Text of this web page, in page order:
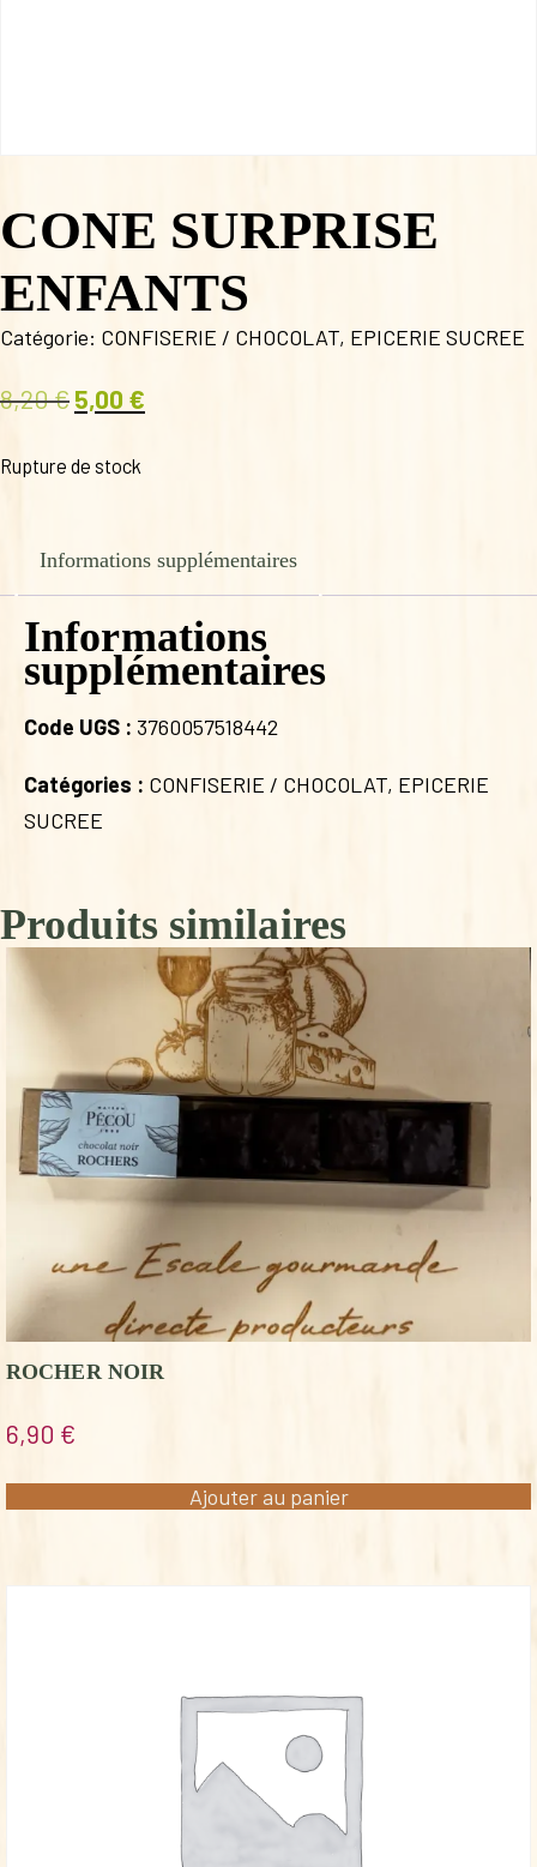
CONE SURPRISE
ENFANTS
Catégorie: CONFISERIE / CHOCOLAT, EPICERIE SUCREE
8,20€ Le
initial
5,00 €
Rupture de stock
Informations supplémentaires
Informations
supplémentaires
Code UGS : 3760057518442
Catégories : CONFISERIE / CHOCOLAT, EPICERIE
SUCREE
Produits similaires
ROCHER NOIR
6,90 €
Ajouter au panier